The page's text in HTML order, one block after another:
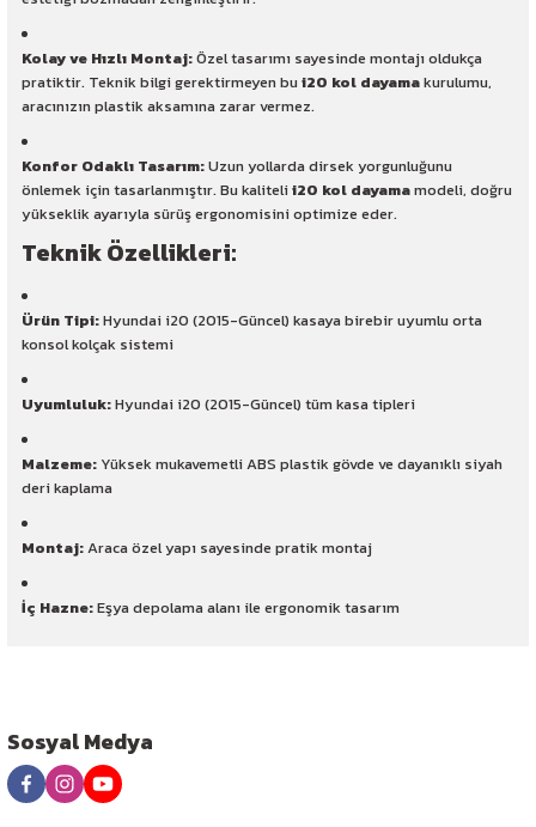
Kolay ve Hızlı Montaj:Özel tasarımı sayesinde montajı oldukça
pratiktir. Teknik bilgi gerektirmeyen bu i20 kol dayamakurulumu,
aracınızın plastik aksamına zarar vermez.
Konfor Odaklı Tasarım:Uzun yollarda dirsek yorgunluğunu
önlemek için tasarlanmıştır. Bu kaliteli i20 kol dayamamodeli, doğru
yükseklik ayarıyla sürüş ergonomisini optimize eder.
Teknik Özellikleri:
Ürün Tipi:Hyundai i20 (2015-Güncel) kasaya birebir uyumlu orta
konsol kolçak sistemi
Uyumluluk:Hyundai i20 (2015-Güncel) tüm kasa tipleri
Malzeme: Yüksek mukavemetli ABS plastik gövde ve dayanıklı siyah
deri kaplama
Montaj:Araca özel yapı sayesinde pratik montaj
İç Hazne:Eşya depolama alanı ile ergonomik tasarım
Sosyal Medya